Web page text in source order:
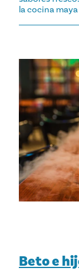
la cocina
Beto e